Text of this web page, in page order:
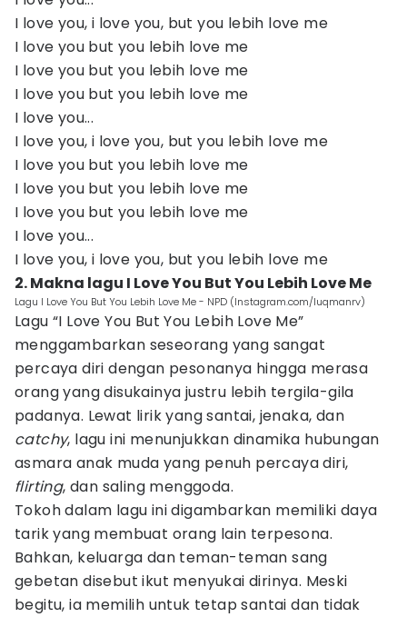
I love you, i love you, but you lebih love me
I love you but you lebih love me
I love you but you lebih love me
I love you but you lebih love me
I love you...
I love you, i love you, but you lebih love me
I love you but you lebih love me
I love you but you lebih love me
I love you but you lebih love me
I love you...
I love you, i love you, but you lebih love me
2. Makna lagu I Love You But You Lebih Love Me
Lagu I Love You But You Lebih Love Me - NPD (Instagram.com/luqmanrv)
Lagu “I Love You But You Lebih Love Me”
menggambarkan seseorang yang sangat
percaya diri dengan pesonanya hingga merasa
orang yang disukainya justru lebih tergila-gila
padanya. Lewat lirik yang santai, jenaka, dan
catchy, lagu ini menunjukkan dinamika hubungan
asmara anak muda yang penuh percaya diri,
flirting, dan saling menggoda.
Tokoh dalam lagu ini digambarkan memiliki daya
tarik yang membuat orang lain terpesona.
Bahkan, keluarga dan teman-teman sang
gebetan disebut ikut menyukai dirinya. Meski
begitu, ia memilih untuk tetap santai dan tidak